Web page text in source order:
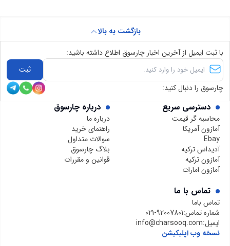
دسترسی سریع
محاسبه گر قیمت
آمازون آمریکا
Ebay
آدیداس ترکیه
آمازون ترکیه
آمازون امارات
درباره چارسوق
درباره ما
راهنمای خرید
سوالات متداول
بلاگ چارسوق
قوانین و مقررات
تماس با ما
تماس باما
شماره تماس:021-92007801
ایمیل:info@charsooq.com
نسخه وب اپلیکیشن
بازگشت به بالا
با ثبت ایمیل از آخرین اخبار چارسوق اطلاع داشته باشید:
ثبت
چارسوق را دنبال کنید: